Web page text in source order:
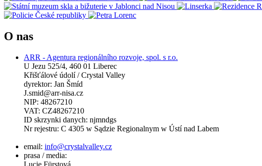
O nas
ARR - Agentura regionálního rozvoje, spol. s r.o.
U Jezu 525/4, 460 01 Liberec
Křišťálové údolí / Crystal Valley
dyrektor: Jan Šmíd
J.smid@arr-nisa.cz
NIP: 48267210
VAT: CZ48267210
ID skrzynki danych: njmndgs
Nr rejestru: C 4305 w Sądzie Regionalnym w Ústí nad Labem
email: info@crystalvalley.cz
prasa / media:
Lucie Fürstová